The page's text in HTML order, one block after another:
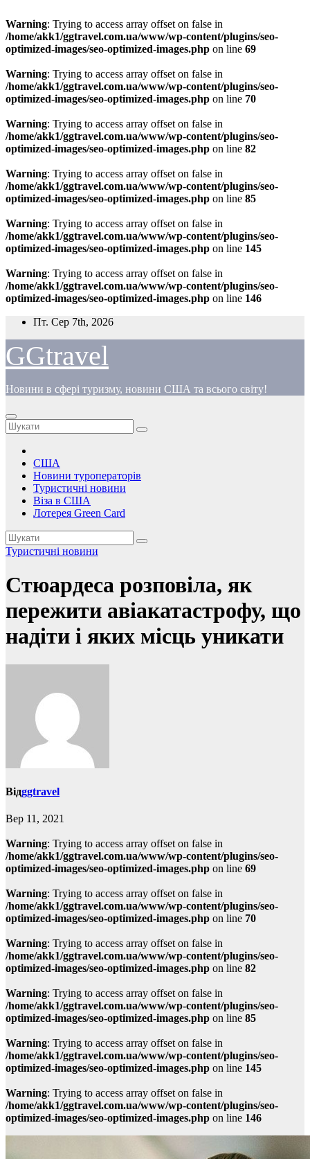
Warning: Trying to access array offset on false in
/home/akk1/ggtravel.com.ua/www/wp-content/plugins/seo-
optimized-images/seo-optimized-images.php on line 69
Warning: Trying to access array offset on false in
/home/akk1/ggtravel.com.ua/www/wp-content/plugins/seo-
optimized-images/seo-optimized-images.php on line 70
Warning: Trying to access array offset on false in
/home/akk1/ggtravel.com.ua/www/wp-content/plugins/seo-
optimized-images/seo-optimized-images.php on line 82
Warning: Trying to access array offset on false in
/home/akk1/ggtravel.com.ua/www/wp-content/plugins/seo-
optimized-images/seo-optimized-images.php on line 85
Warning: Trying to access array offset on false in
/home/akk1/ggtravel.com.ua/www/wp-content/plugins/seo-
optimized-images/seo-optimized-images.php on line 145
Warning: Trying to access array offset on false in
/home/akk1/ggtravel.com.ua/www/wp-content/plugins/seo-
optimized-images/seo-optimized-images.php on line 146
Перейти
вмісту
Пт. Сер 7th, 2026
GGtravel
Новини в сфері туризму, новини США та всього світу!
США
Новини туроператорів
Туристичні новини
Віза в США
Лотерея Green Card
Туристичні новини
Стюардеса розповіла, як
пережити авіакатастрофу, що
надіти і яких місць уникати
Відggtravel
Вер 11, 2021
Warning: Trying to access array offset on false in
/home/akk1/ggtravel.com.ua/www/wp-content/plugins/seo-
optimized-images/seo-optimized-images.php on line 69
Warning: Trying to access array offset on false in
/home/akk1/ggtravel.com.ua/www/wp-content/plugins/seo-
optimized-images/seo-optimized-images.php on line 70
Warning: Trying to access array offset on false in
/home/akk1/ggtravel.com.ua/www/wp-content/plugins/seo-
optimized-images/seo-optimized-images.php on line 82
Warning: Trying to access array offset on false in
/home/akk1/ggtravel.com.ua/www/wp-content/plugins/seo-
optimized-images/seo-optimized-images.php on line 85
Warning: Trying to access array offset on false in
/home/akk1/ggtravel.com.ua/www/wp-content/plugins/seo-
optimized-images/seo-optimized-images.php on line 145
Warning: Trying to access array offset on false in
/home/akk1/ggtravel.com.ua/www/wp-content/plugins/seo-
optimized-images/seo-optimized-images.php on line 146